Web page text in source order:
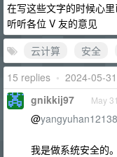
在写这些文字的时候心
听听各位 V 友的意见
云计算
安全
15 replies • 2024-05-
gnikkij97 May
@yangyuhan12138
我是做系统安全的